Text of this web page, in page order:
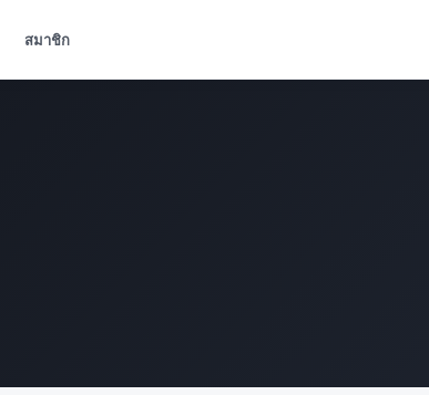
สมาชิก